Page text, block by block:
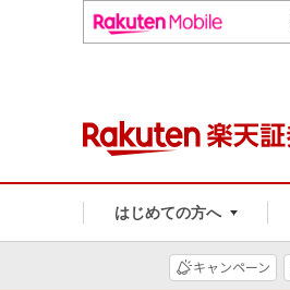
はじめての方へ
キャンペーン